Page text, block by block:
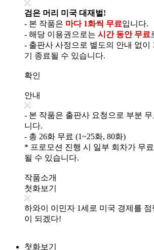
검은 머리 미국 대재벌!
- 본 작품은 마다 1화씩 무료입니다.
- 해당 이용권으로는 시간 동안 무료
- 출판사 사정으로 별도의 안내 없이
기 종료될 수 있습니다.
확인
안내
- 본 작품은 출판사 요청으로 부분
니다.
- 총 26화 무료 (1~25화, 80화)
* 프로모션 진행 시 일부 회차가 무
될 수 있습니다.
작품소개
첫화보기
하와이 이민자 1세로 미국 경제를
이 되겠다!
첫화보기